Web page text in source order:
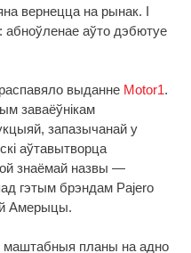
вернецца на рынак. І
абноўленае аўто дэбютуе
выданне Motor1.
заваёўнікам
запазычанай у
аўтавытворца
знаёмай назвы —
гэтым брэндам Pajero
Амерыцы.
планы на адно